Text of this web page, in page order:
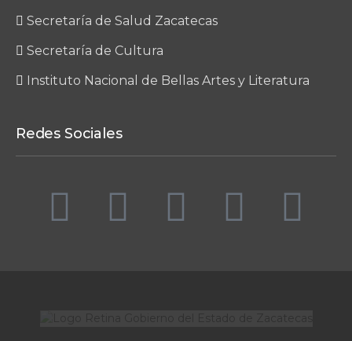
Secretaría de Salud Zacatecas
Secretaría de Cultura
Instituto Nacional de Bellas Artes y Literatura
Redes Sociales